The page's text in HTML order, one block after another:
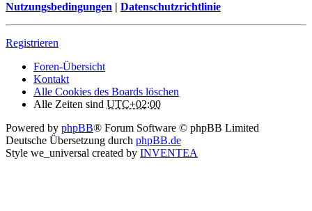
Nutzungsbedingungen | Datenschutzrichtlinie
Registrieren
Foren-Übersicht
Kontakt
Alle Cookies des Boards löschen
Alle Zeiten sind UTC+02:00
Powered by phpBB® Forum Software © phpBB Limited
Deutsche Übersetzung durch phpBB.de
Style we_universal created by INVENTEA